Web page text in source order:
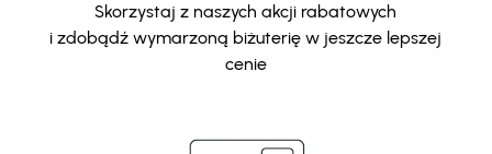
Skorzystaj z naszych akcji rabatowych
i zdobądź wymarzoną biżuterię w jeszcze lepszej
cenie